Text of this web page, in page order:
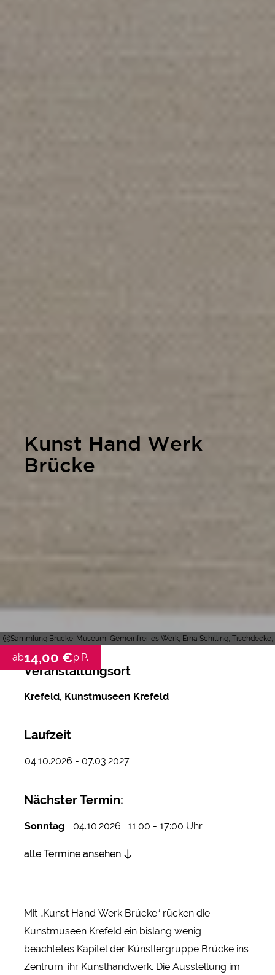
Sammlung Brücke-Museum, Gemeinfrei-es Werk, Erna Schilling,
Kunst Hand Werk
Brücke
ab14,00 €p.P.
Veranstaltungsort
Krefeld, Kunstmuseen Krefeld
Laufzeit
04.10.2026 - 07.03.2027
Nächster Termin:
Sonntag 04.10.2026 11:00 - 17:00 Uhr
alle Termine ansehen
Mit „Kunst Hand Werk Brücke“ rücken die
Kunstmuseen Krefeld ein bislang wenig
beachtetes Kapitel der Künstlergruppe Brücke ins
Zentrum: ihr Kunsthandwerk. Die Ausstellung im